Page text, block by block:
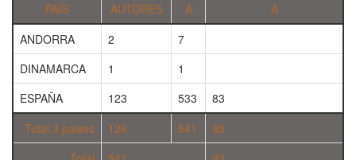
PAÍS
AUTORES A
A
ANDORRA
2
7
DINAMARCA
1
1
ESPAÑA
123 533
83
Total 3 paises
126 541
83